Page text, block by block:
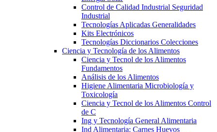
Control de Calidad Industrial Seguridad
Industrial
Tecnologías Aplicadas Generalidades
Kits Electrónicos
Tecnologías Diccionarios Colecciones
Ciencia y Tecnología de los Alimentos
Ciencia y Tecnol de los Alimentos
Fundamentos
Análisis de los Alimentos
Higiene Alimentaria Microbiología y
Toxicología
Ciencia y Tecnol de los Alimentos Control
de C
Ing y Tecnología General Alimentaria
Ind Alimentaria: Carnes Huevos